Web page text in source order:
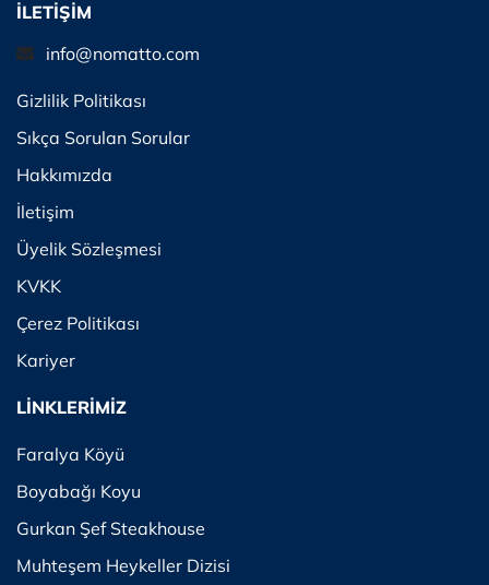
İLETİŞİM
info@nomatto.com
Gizlilik Politikası
Sıkça Sorulan Sorular
Hakkımızda
İletişim
Üyelik Sözleşmesi
KVKK
Çerez Politikası
Kariyer
LİNKLERİMİZ
Faralya Köyü
Boyabağı Koyu
Gurkan Şef Steakhouse
Muhteşem Heykeller Dizisi